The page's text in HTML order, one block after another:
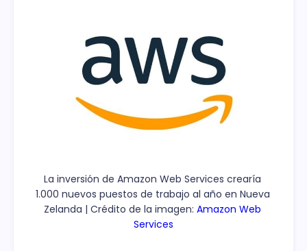
La inversión de Amazon Web Services crearía
1.000 nuevos puestos de trabajo al año en Nueva
Zelanda | Crédito de la imagen: Amazon Web
Services